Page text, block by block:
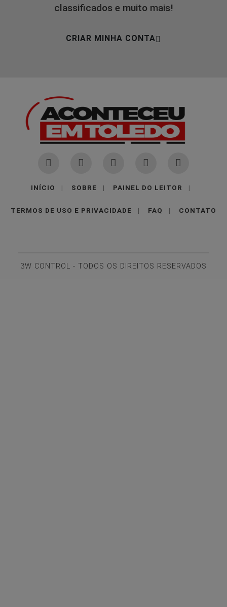
classificados e muito mais!
CRIAR MINHA CONTA
INÍCIO | SOBRE | PAINEL DO LEITOR |
TERMOS DE USO E PRIVACIDADE | FAQ | CONTATO
3W CONTROL - TODOS OS DIREITOS RESERVADOS